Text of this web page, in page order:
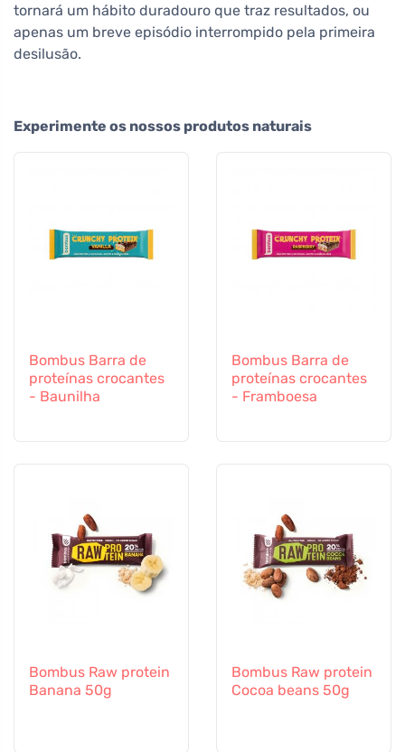
tornará um hábito duradouro que traz resultados, ou
apenas um breve episódio interrompido pela primeira
desilusão.
Experimente os nossos produtos naturais
Bombus Barra de
proteínas crocantes
- Baunilha
Bombus Barra de
proteínas crocantes
- Framboesa
Bombus Raw protein
Banana 50g
Bombus Raw protein
Cocoa beans 50g